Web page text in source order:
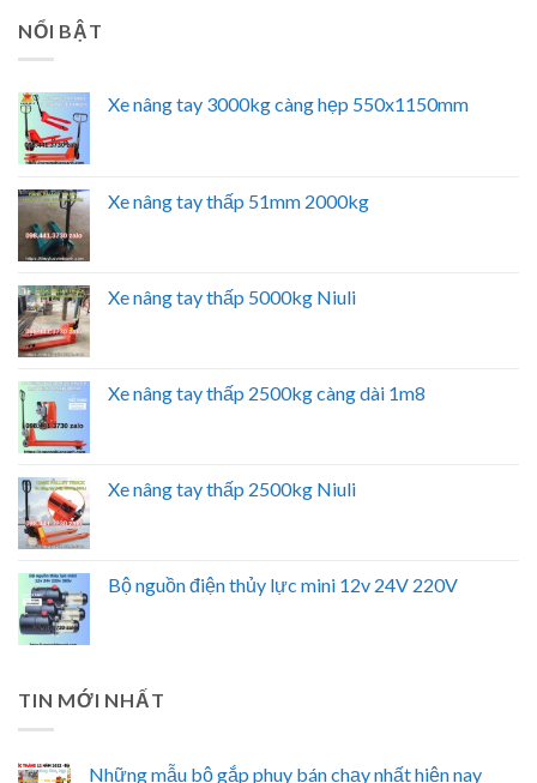
NỔI BẬT
Xe nâng tay 3000kg càng hẹp 550x1150mm
Xe nâng tay thấp 51mm 2000kg
Xe nâng tay thấp 5000kg Niuli
Xe nâng tay thấp 2500kg càng dài 1m8
Xe nâng tay thấp 2500kg Niuli
Bộ nguồn điện thủy lực mini 12v 24V 220V
TIN MỚI NHẤT
Những mẫu bộ gắp phuy bán chạy nhất hiện nay